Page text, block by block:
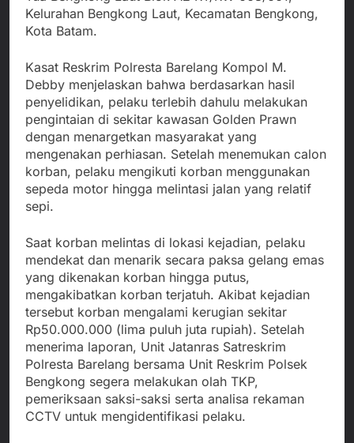
Kelurahan Bengkong Laut, Kecamatan Bengkong,
Kota Batam.
Kasat Reskrim Polresta Barelang Kompol M.
Debby menjelaskan bahwa berdasarkan hasil
penyelidikan, pelaku terlebih dahulu melakukan
pengintaian di sekitar kawasan Golden Prawn
dengan menargetkan masyarakat yang
mengenakan perhiasan. Setelah menemukan calon
korban, pelaku mengikuti korban menggunakan
sepeda motor hingga melintasi jalan yang relatif
sepi.
Saat korban melintas di lokasi kejadian, pelaku
mendekat dan menarik secara paksa gelang emas
yang dikenakan korban hingga putus,
mengakibatkan korban terjatuh. Akibat kejadian
tersebut korban mengalami kerugian sekitar
Rp50.000.000 (lima puluh juta rupiah). Setelah
menerima laporan, Unit Jatanras Satreskrim
Polresta Barelang bersama Unit Reskrim Polsek
Bengkong segera melakukan olah TKP,
pemeriksaan saksi-saksi serta analisa rekaman
CCTV untuk mengidentifikasi pelaku.